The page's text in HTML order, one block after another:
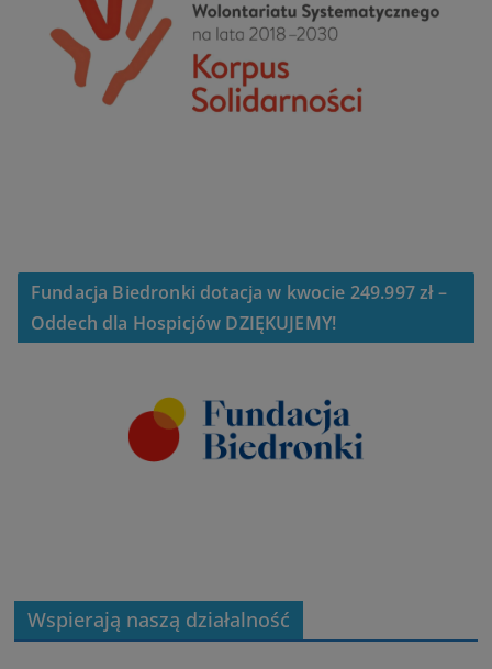
Fundacja Biedronki dotacja w kwocie 249.997 zł –
Oddech dla Hospicjów DZIĘKUJEMY!
Wspierają naszą działalność